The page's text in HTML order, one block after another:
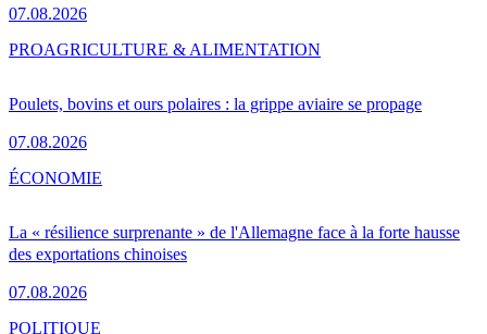
07.08.2026
Poulets, bovins et ours polaires : la grippe aviaire se propage
07.08.2026
PROAGRICULTURE & ALIMENTATION
La « résilience surprenante » de l'Allemagne face à la forte hausse
des exportations chinoises
07.08.2026
ÉCONOMIE
POLITIQUE